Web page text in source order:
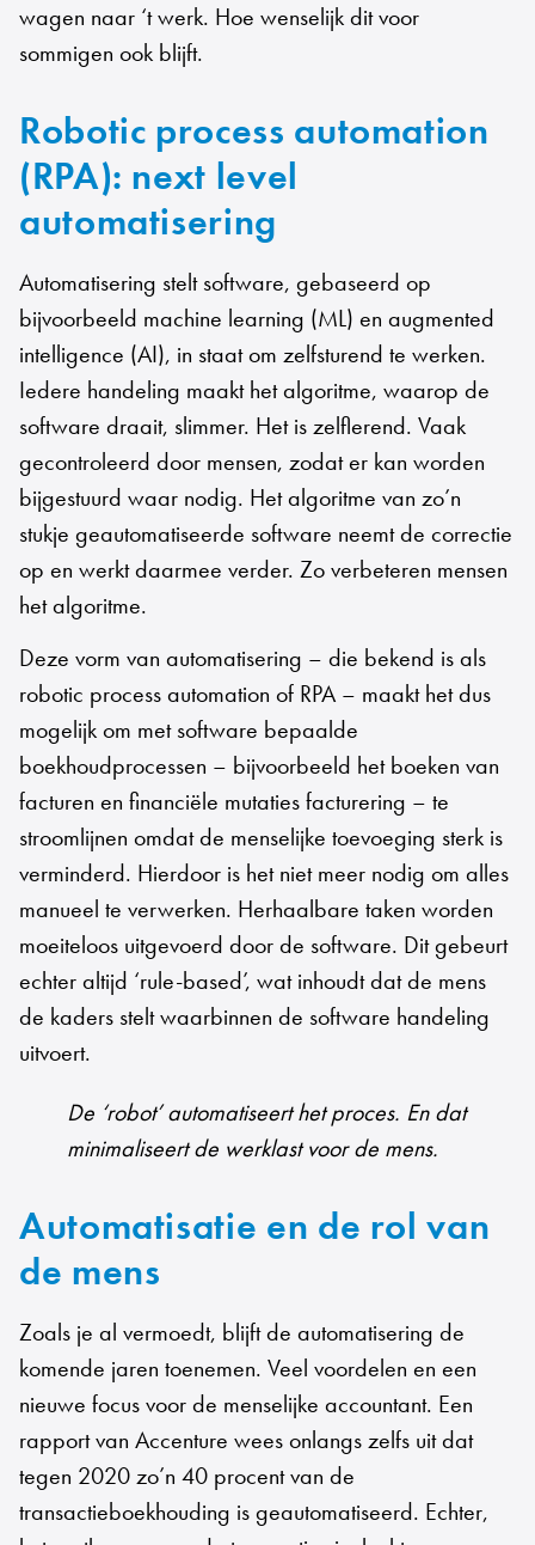
wagen naar ‘t werk. Hoe wenselijk dit voor
sommigen ook blijft.
Robotic process automation
(RPA): next level
automatisering
Automatisering stelt software, gebaseerd op
bijvoorbeeld machine learning (ML) en augmented
intelligence (AI), in staat om zelfsturend te werken.
Iedere handeling maakt het algoritme, waarop de
software draait, slimmer. Het is zelflerend. Vaak
gecontroleerd door mensen, zodat er kan worden
bijgestuurd waar nodig. Het algoritme van zo’n
stukje geautomatiseerde software neemt de correctie
op en werkt daarmee verder. Zo verbeteren mensen
het algoritme.
Deze vorm van automatisering – die bekend is als
robotic process automation of RPA – maakt het dus
mogelijk om met software bepaalde
boekhoudprocessen – bijvoorbeeld het boeken van
facturen en financiële mutaties facturering – te
stroomlijnen omdat de menselijke toevoeging sterk is
verminderd. Hierdoor is het niet meer nodig om alles
manueel te verwerken. Herhaalbare taken worden
moeiteloos uitgevoerd door de software. Dit gebeurt
echter altijd ‘rule-based’, wat inhoudt dat de mens
de kaders stelt waarbinnen de software handeling
uitvoert.
De ‘robot’ automatiseert het proces. En dat
minimaliseert de werklast voor de mens.
Automatisatie en de rol van
de mens
Zoals je al vermoedt, blijft de automatisering de
komende jaren toenemen. Veel voordelen en een
nieuwe focus voor de menselijke accountant. Een
rapport van Accenture wees onlangs zelfs uit dat
tegen 2020 zo’n 40 procent van de
transactieboekhouding is geautomatiseerd. Echter,